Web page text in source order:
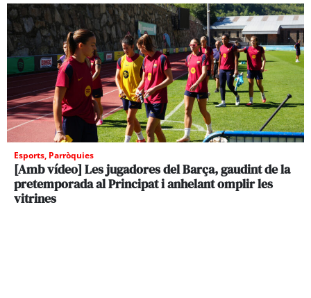
Esports, Parròquies
[Amb vídeo] Les jugadores del Barça, gaudint de la
pretemporada al Principat i anhelant omplir les
vitrines